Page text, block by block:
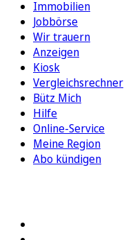
Immobilien
Jobbörse
Wir trauern
Anzeigen
Kiosk
Vergleichsrechner
Bütz Mich
Hilfe
Online-Service
Meine Region
Abo kündigen